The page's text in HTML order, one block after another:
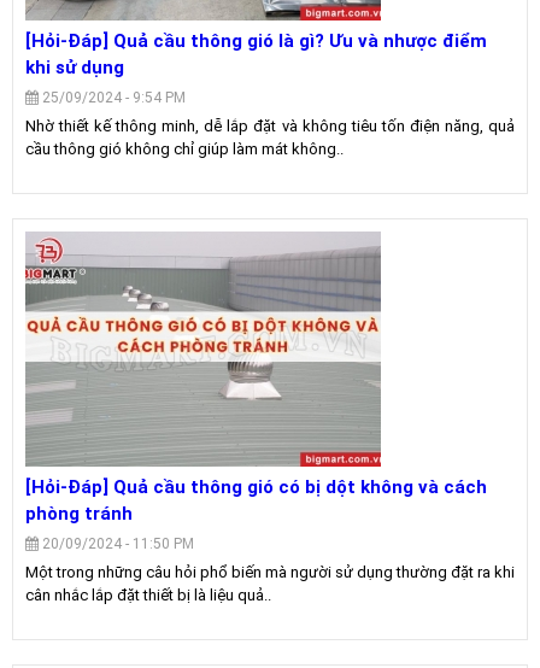
[Hỏi-Đáp] Quả cầu thông gió là gì? Ưu và nhược điểm
khi sử dụng
25/09/2024 - 9:54 PM
Nhờ thiết kế thông minh, dễ lắp đặt và không tiêu tốn điện năng, quả
cầu thông gió không chỉ giúp làm mát không..
[Hỏi-Đáp] Quả cầu thông gió có bị dột không và cách
phòng tránh
20/09/2024 - 11:50 PM
Một trong những câu hỏi phổ biến mà người sử dụng thường đặt ra khi
cân nhắc lắp đặt thiết bị là liệu quả..